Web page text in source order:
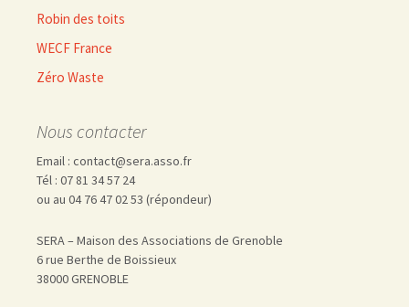
Robin des toits
WECF France
Zéro Waste
Nous contacter
Email : contact@sera.asso.fr
Tél : 07 81 34 57 24
ou au 04 76 47 02 53 (répondeur)
SERA – Maison des Associations de Grenoble
6 rue Berthe de Boissieux
38000 GRENOBLE